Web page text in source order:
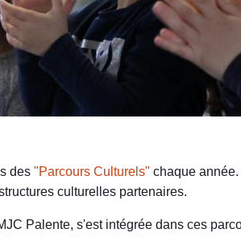
des "Parcours Culturels" chaque
culturelles partenaires.
Palente, s'est intégrée dans ces